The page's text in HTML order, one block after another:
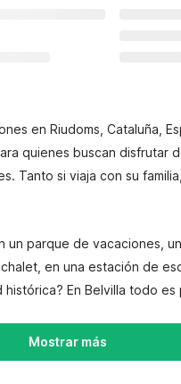
en Riudoms, Cataluña,
quienes buscan disfrutar
Tanto si viaja con su
un parque de vacaciones,
en una estación de
histórica? En Belvilla todo es
Mostrar más